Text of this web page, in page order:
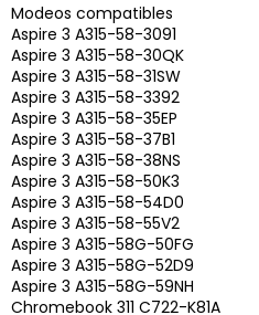
Modeos compatibles
Aspire 3 A315-58-3091
Aspire 3 A315-58-30QK
Aspire 3 A315-58-31SW
Aspire 3 A315-58-3392
Aspire 3 A315-58-35EP
Aspire 3 A315-58-37B1
Aspire 3 A315-58-38NS
Aspire 3 A315-58-50K3
Aspire 3 A315-58-54D0
Aspire 3 A315-58-55V2
Aspire 3 A315-58G-50FG
Aspire 3 A315-58G-52D9
Aspire 3 A315-58G-59NH
Chromebook 311 C722-K81A